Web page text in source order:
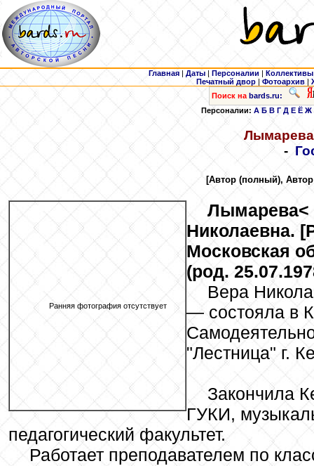
Главная | Даты | Персоналии | Коллективы
Печатный двор |Фотоархив |
Поиск на bards.ru:
Персоналии: А Б В Г Д Е Ё Ж
Лымарева
-
[Автор (полный),
Ранняя фотография отсутствует
Лымарева<
Николаевна.
Московская
(род.
Вера
— состояла в
"Лестница" г.
Закончила
ГУКИ,
педагогический факультет.
Работает преподавателем по